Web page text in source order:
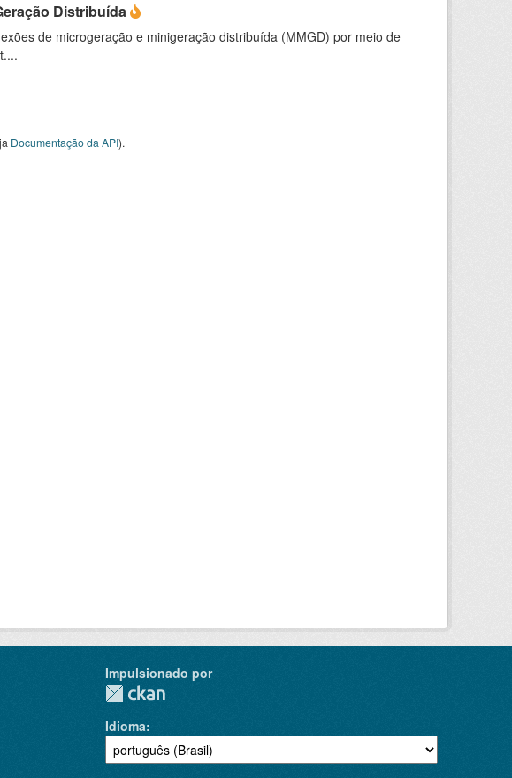
Distribuída
de microgeração e minigeração distribuída (MMGD) por meio de
Documentação da API).
Impulsionado por
Idioma